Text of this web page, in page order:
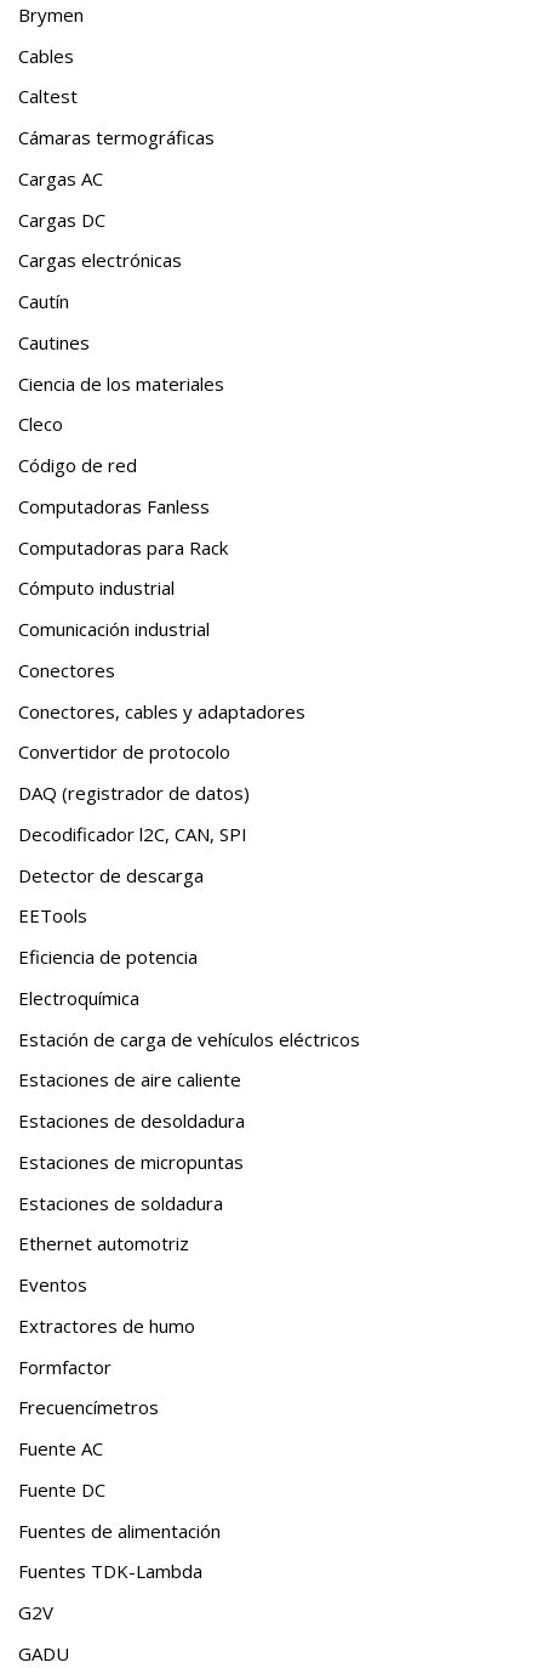
Brymen
Cables
Caltest
Cámaras termográficas
Cargas AC
Cargas DC
Cargas electrónicas
Cautín
Cautines
Ciencia de los materiales
Cleco
Código de red
Computadoras Fanless
Computadoras para Rack
Cómputo industrial
Comunicación industrial
Conectores
Conectores, cables y adaptadores
Convertidor de protocolo
DAQ (registrador de datos)
Decodificador l2C, CAN, SPI
Detector de descarga
EETools
Eficiencia de potencia
Electroquímica
Estación de carga de vehículos eléctricos
Estaciones de aire caliente
Estaciones de desoldadura
Estaciones de micropuntas
Estaciones de soldadura
Ethernet automotriz
Eventos
Extractores de humo
Formfactor
Frecuencímetros
Fuente AC
Fuente DC
Fuentes de alimentación
Fuentes TDK-Lambda
G2V
GADU